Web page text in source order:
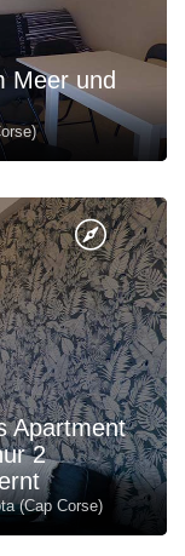
Meer und
Apartment
2
(Cap Corse)